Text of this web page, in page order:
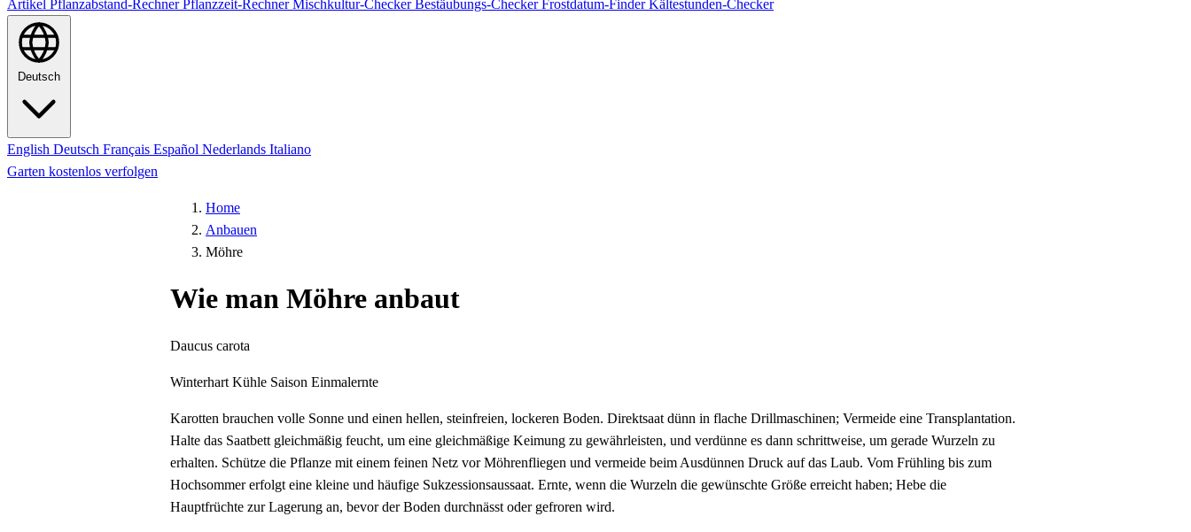
Artikel Pflanzabstand-RechnerPflanzzeit-RechnerMischkultur-CheckerBestäubungs-CheckerFrostdatum-FinderKältestunden-Checker
Deutsch
English Deutsch Français Español Nederlands Italiano
Garten kostenlos verfolgen
Home
Anbauen
Möhre
Wie man Möhre anbaut
Daucus carota
Winterhart Kühle Saison Einmalernte
Karotten brauchen volle Sonne und einen hellen, steinfreien, lockeren Boden. Direktsaat dünn in flache Drillmaschinen; Vermeide eine Transplantation.
Halte das Saatbett gleichmäßig feucht, um eine gleichmäßige Keimung zu gewährleisten, und verdünne es dann schrittweise, um gerade Wurzeln zu
erhalten. Schütze die Pflanze mit einem feinen Netz vor Möhrenfliegen und vermeide beim Ausdünnen Druck auf das Laub. Vom Frühling bis zum
Hochsommer erfolgt eine kleine und häufige Sukzessionsaussaat. Ernte, wenn die Wurzeln die gewünschte Größe erreicht haben; Hebe die
Hauptfrüchte zur Lagerung an, bevor der Boden durchnässt oder gefroren wird.